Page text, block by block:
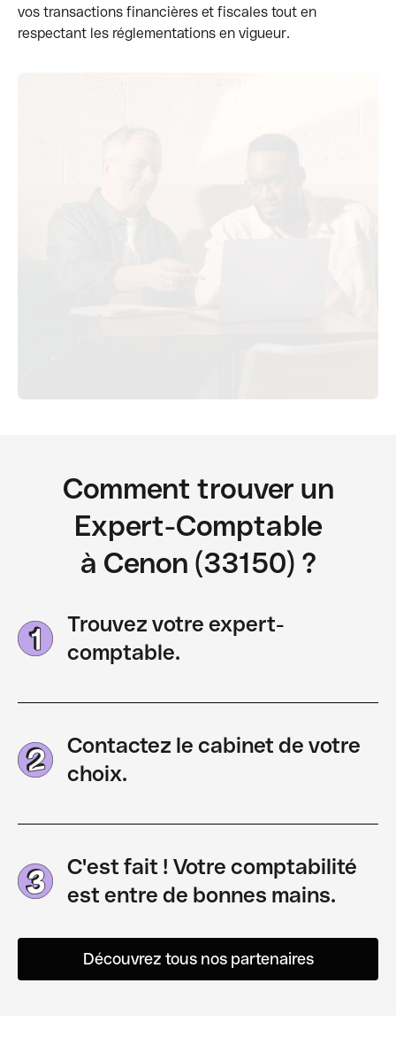
vos transactions financières et fiscales tout en
respectant les réglementations en vigueur.
Comment trouver un
Expert-Comptable
à Cenon (33150) ?
Trouvez votre expert-
comptable.
Contactez le cabinet de votre
choix.
C'est fait ! Votre comptabilité
est entre de bonnes mains.
Découvrez tous nos partenaires